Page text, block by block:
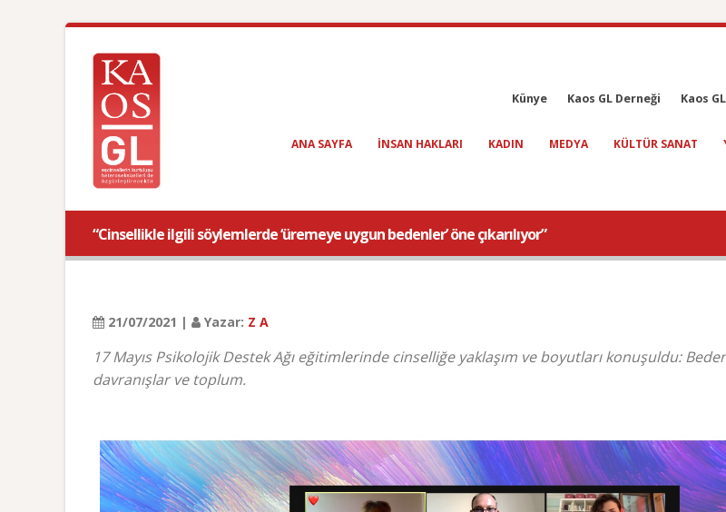
Künye Kaos GL Derneği Kaos
ANA SAYFA INSAN HAKLARI KADIN MEDYA KÜLTÜR SANAT
“Cinsellikle ilgili söylemlerde ‘üremeye uygun bedenler’ öne çıkarılıyor”
21/07/2021 | Yazar: Z A
17 Mayıs Psikolojik Destek Ağı eğitimlerinde cinselliğe yaklaşım ve boyutları konuşuldu:
davranışlar ve toplum.